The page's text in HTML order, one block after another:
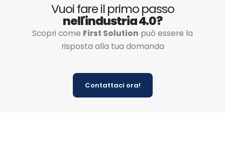
Vuoi fare il primo passo
nell'industria 4.0?
Scopri come First Solution può essere la
risposta alla tua domanda
Contattaci ora!